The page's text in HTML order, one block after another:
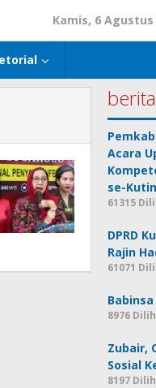
Kamis, 6 Agustus
Acara
se-
61315
DPRD
Rajin
61071
8976
Zubair,
Sosial
8197